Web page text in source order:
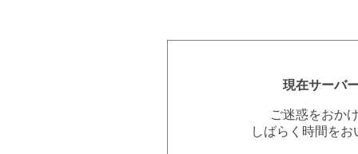
現在サーバ
ご迷惑をおか
しばらく時間を